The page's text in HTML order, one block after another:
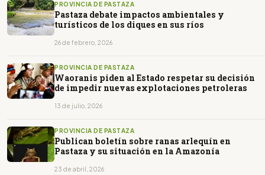
PROVINCIA DE PASTAZA
Pastaza debate impactos ambientales y
turísticos de los diques en sus ríos
26 de febrero, 2026
PROVINCIA DE PASTAZA
Waoranis piden al Estado respetar su decisión
de impedir nuevas explotaciones petroleras
13 de julio, 2026
PROVINCIA DE PASTAZA
Publican boletín sobre ranas arlequín en
Pastaza y su situación en la Amazonía
23 de abril, 2026